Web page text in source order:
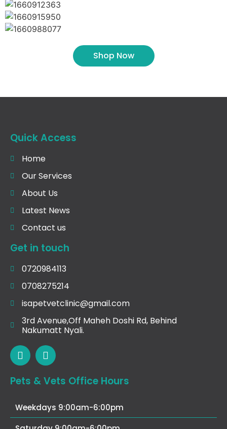
Shop Now
Quick Access
Home
Our Services
About Us
Latest News
Contact us
Get in touch
0720984113
0708275214
isapetvetclinic@gmail.com
3rd Avenue,Off Maheh Doshi Rd, Behind
Nakumatt Nyali.
Pets & Vets Office Hours
Weekdays 9:00am-6:00pm